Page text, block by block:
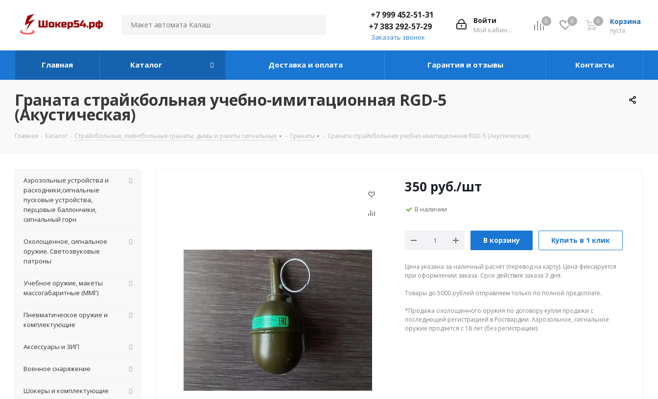
0 0 Корзина
пуста
0
Войти
Мой кабинет
+7 999 452-51-31
+7 383 292-57-29
Заказать звонок
Главная Каталог Доставка и оплата Гарантия и отзывы Контакты
Граната страйкбольная учебно-имитационная RGD-5
(Акустическая)
Главная - Каталог - Страйкбольные, пейнтбольные гранаты, дымы и ракеты сигнальные - Гранаты - Граната страйкбольная учебно-имитационная RGD-5 (Акустическая)
350 руб./шт
В наличии
В корзину Купить в 1 клик
Цена указана за наличный расчёт (перевод на карту). Цена фиксируется
при оформлении заказа. Срок действия заказа 3 дня.
Товары до 5000 рублей отправляем только по полной предоплате.
*Продажа охолощенного оружия по договору купли продажи с
последующей регистрацией в Росгвардии. Аэрозольное, сигнальное
оружие продается с 18 лет (без регистрации).
Аэрозольные устройства и
расходники,сигнальные
пусковые устройства,
перцовые баллончики,
сигнальный горн
Охолощенное, сигнальное
оружие. Светозвуковые
патроны
Учебное оружие, макеты
массогабаритные (ММГ)
Пневматическое оружие и
комплектующие
Аксессуары и ЗИП
Военное снаряжение
Шокеры и комплектующие